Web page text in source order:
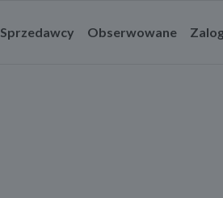
Sprzedawcy Obserwowane